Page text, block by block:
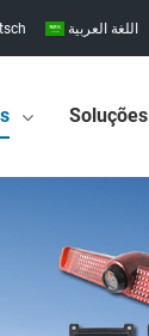
اللغة العربية
Soluções